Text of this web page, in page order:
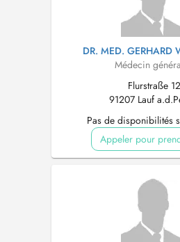
DR. MED. GERHARD
Médecin
Flurstraße
91207 Lauf
Pas de disponibilités
Appeler pour